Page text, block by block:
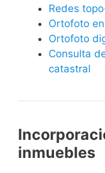
Redes
Ortofoto
Ortofoto
Consulta
catastral
inmuebles